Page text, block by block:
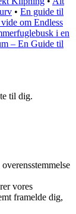
• En guide til
om Endless
i en
– En Guide til
til dig.
vores
framelde dig,